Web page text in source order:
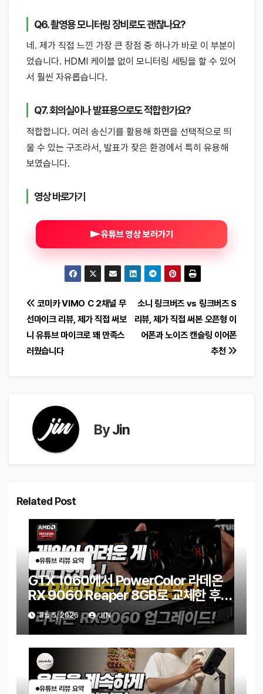
Q6. 촬영용 모니터링 장비로도 괜찮나요?
네. 제가 직접 느낀 가장 큰 장점 중 하나가 바로 이 부분이
었습니다. HDMI 케이블 없이 모니터링 세팅을 할 수 있어
서 훨씬 자유롭습니다.
Q7. 회의실이나 발표용으로도 적합한가요?
적합합니다. 여러 송신기를 활용해 화면을 선택적으로 띄
울 수 있는 구조라서, 발표가 잦은 환경에서 특히 유용해
보였습니다.
영상 바로가기
유튜브 영상 보러가기
글
탐
색
소니 링크버즈 vs 링크버즈 S
리뷰, 제가 직접 써본 오픈형 이
어폰과 노이즈 캔슬링 이어폰
추천
코미카 VIMO C 2채널 무
선마이크 리뷰, 제가 직접 써보
니 유튜브 마이크로 꽤 만족스
러웠습니다
ByJin
Related Post
유튜브 리뷰 요약
GTX 1060에서 PowerColor 라데온
RX 9060 Reaper 8GB로 교체한 후기
｜엘든링·몬스터 헌터 와일즈 체감 변화
8월 5, 2026 JIN
유튜브 리뷰 요약